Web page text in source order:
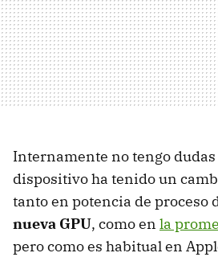
Internamente no tengo dudas
dispositivo ha tenido un
tanto en potencia de proceso
nueva GPU, como en la
pero como es habitual en